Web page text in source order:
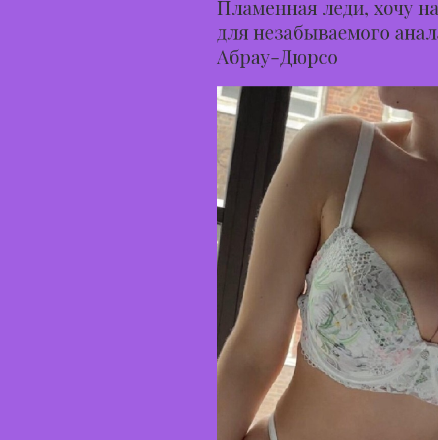
Пламенная леди, хочу
для незабываемого
Абрау-Дюрсо